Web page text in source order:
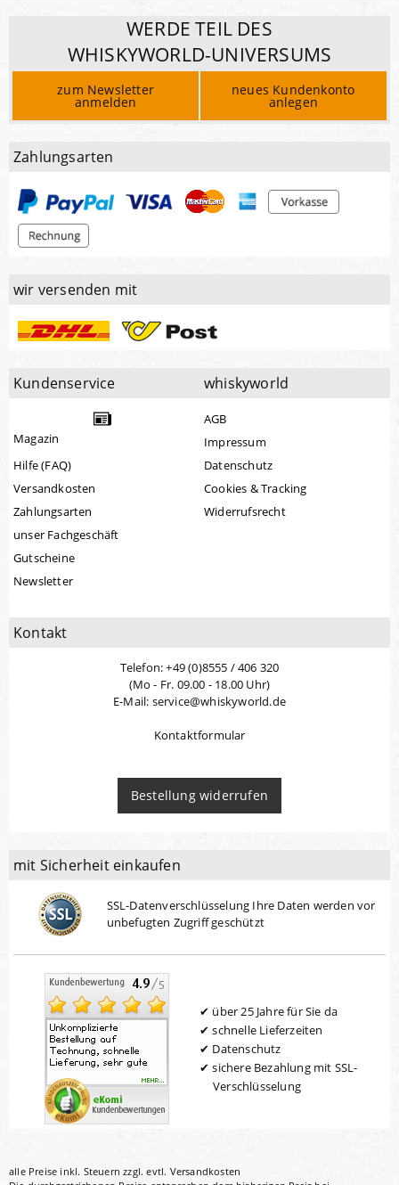
WERDE TEIL DES
WHISKYWORLD-UNIVERSUMS
zum Newsletter
anmelden
neues Kundenkonto
anlegen
Zahlungsarten
wir versenden mit
Kundenservice
Magazin
Hilfe (FAQ)
Versandkosten
Zahlungsarten
unser Fachgeschäft
Gutscheine
Newsletter
whiskyworld
AGB
Impressum
Datenschutz
Cookies & Tracking
Widerrufsrecht
Kontakt
Telefon: +49 (0)8555 / 406 320
(Mo - Fr. 09.00 - 18.00 Uhr)
E-Mail: service@whiskyworld.de
Kontaktformular
Bestellung widerrufen
mit Sicherheit einkaufen
SSL-Datenverschlüsselung Ihre Daten werden vor
unbefugten Zugriff geschützt
über 25 Jahre für Sie da
schnelle Lieferzeiten
Datenschutz
sichere Bezahlung mit SSL-
Verschlüsselung
alle Preise inkl. Steuern zzgl. evtl. Versandkosten